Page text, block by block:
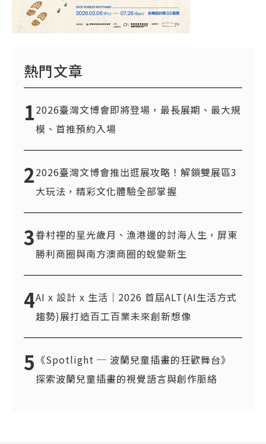
熱門文章
12026臺灣文博會即將登場，最長展期、最大規
模、首推預約入場
22026臺灣文博會推出逛展攻略！解鎖雙展區3
大玩法，精彩文化體驗全部掌握
3眷村裡的星光歲月、漁港邊的討海人生，屏東
勝利商圈與南方澳商圈的蛻變新生
4AI x 設計 x 生活｜2026 首屆ALT(AI生活方式
趨勢)展打造百工百業未來創新想像
5 《Spotlight ─ 波蘭兒童插畫的狂歡舞台》
探索波蘭兒童插畫的視覺語言與創作脈絡